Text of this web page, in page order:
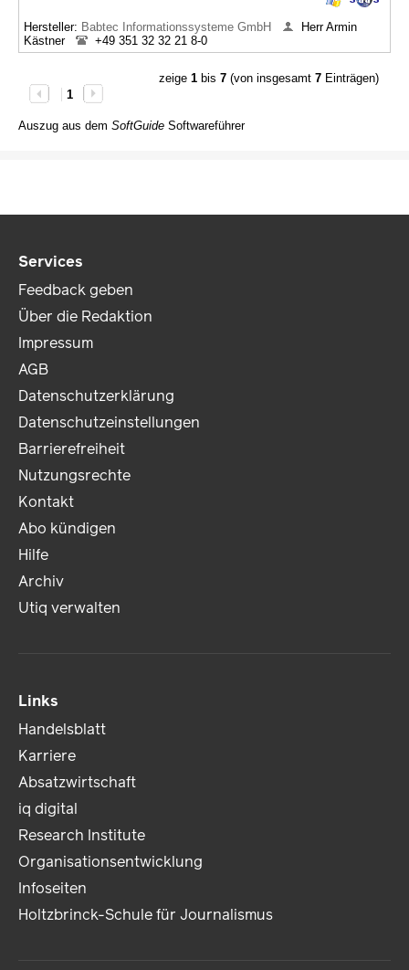
Hersteller: Babtec Informationssysteme GmbH
Herr Armin
Kästner
+49 351 32 32 21 8-0
zeige 1bis 7(von insgesamt 7Einträgen)
1
Auszug aus dem SoftGuide Softwareführer
Services
Feedback geben
Über die Redaktion
Impressum
AGB
Datenschutzerklärung
Datenschutzeinstellungen
Barrierefreiheit
Nutzungsrechte
Kontakt
Abo kündigen
Hilfe
Archiv
Utiq verwalten
Links
Handelsblatt
Karriere
Absatzwirtschaft
iq digital
Research Institute
Organisationsentwicklung
Infoseiten
Holtzbrinck-Schule für Journalismus